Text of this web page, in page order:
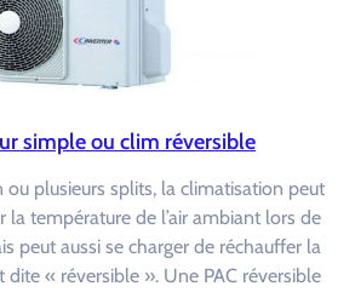
simple ou clim réversible
ou plusieurs splits, la climatisation peut
la température de l’air ambiant lors de
peut aussi se charger de réchauffer la
dite « réversible ». Une PAC réversible